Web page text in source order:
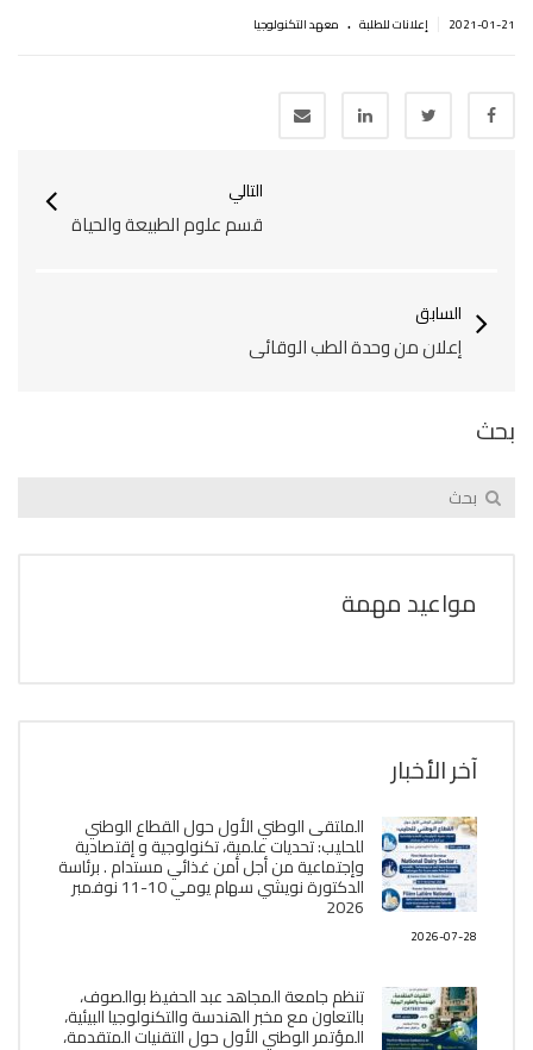
2021-01-21 إعلانات للطلبة . معهد التكنولوجيا
التالي
قسم علوم الطبيعة والحياة
السابق
إعلان من وحدة الطب الوقائي
بحث
مواعيد مهمة
آخر الأخبار
الملتقى الوطني الأول حول القطاع الوطني
للحليب: تحديات علمية، تكنولوجية و إقتصادية
وإجتماعية من أجل أمن غذائي مستدام . برئاسة
الدكتورة نويشي سهام يومي 10-11 نوفمبر
2026
2026-07-28
تنظم جامعة المجاهد عبد الحفيظ بوالصوف،
بالتعاون مع مخبر الھندسة والتكنولوجيا البیئیة،
المؤتمر الوطني الأول حول التقنيات المتقدمة،